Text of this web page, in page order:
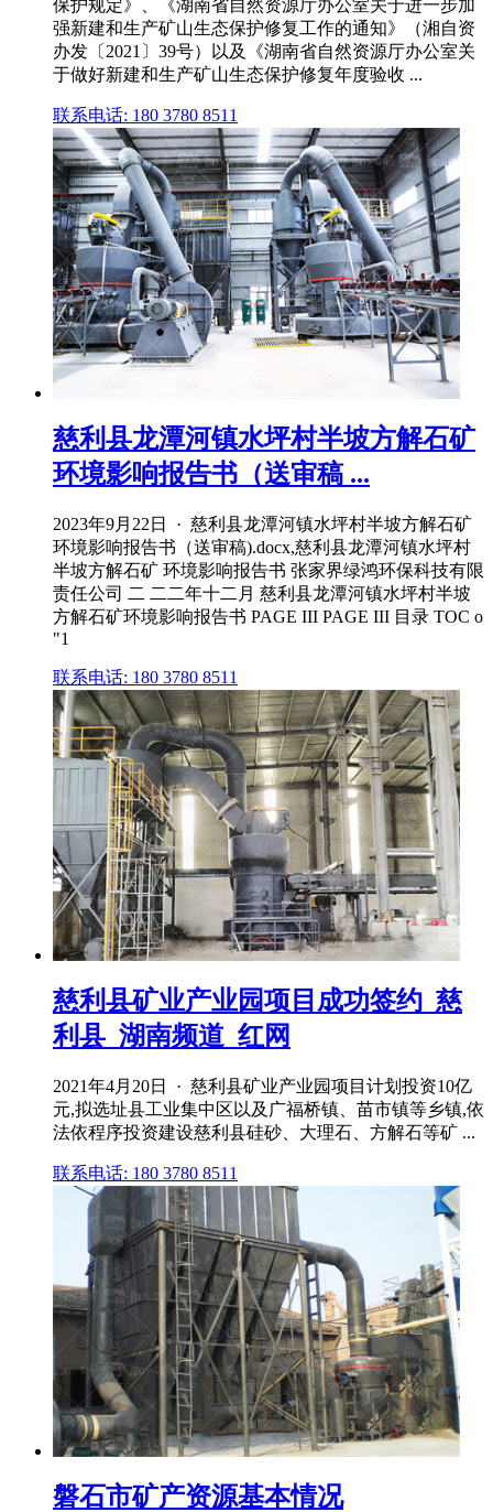
保护规定》、《湖南省自然资源厅办公室关于进一步加
强新建和生产矿山生态保护修复工作的通知》（湘自资
办发〔2021〕39号）以及《湖南省自然资源厅办公室关
于做好新建和生产矿山生态保护修复年度验收 ...
联系电话: 180 3780 8511
慈利县龙潭河镇水坪村半坡方解石矿
环境影响报告书（送审稿 ...
2023年9月22日 · 慈利县龙潭河镇水坪村半坡方解石矿
环境影响报告书（送审稿).docx,慈利县龙潭河镇水坪村
半坡方解石矿 环境影响报告书 张家界绿鸿环保科技有限
责任公司 二 二二年十二月 慈利县龙潭河镇水坪村半坡
方解石矿环境影响报告书 PAGE III PAGE III 目录 TOC o
"1
联系电话: 180 3780 8511
慈利县矿业产业园项目成功签约_慈
利县_湖南频道_红网
2021年4月20日 · 慈利县矿业产业园项目计划投资10亿
元,拟选址县工业集中区以及广福桥镇、苗市镇等乡镇,依
法依程序投资建设慈利县硅砂、大理石、方解石等矿 ...
联系电话: 180 3780 8511
磐石市矿产资源基本情况